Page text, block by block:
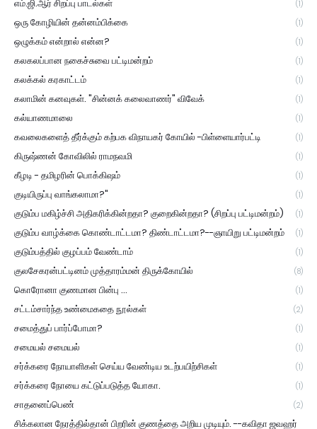
எம்.ஜி.ஆர் சிறப்பு பாடல்கள் (1)
ஒரு கோழியின் தன்னம்பிக்கை (1)
ஒழுக்கம் என்றால் என்ன? (1)
கலகலப்பான நகைச்சுவை பட்டிமன்றம் (1)
கலக்கல் கரகாட்டம் (1)
கலாமின் கனவுகள். "சின்னக் கலைவாணர்" விவேக் (1)
கல்யாணமாலை (1)
கவலைகளைத் தீர்க்கும் கற்பக விநாயகர் கோயில் -பிள்ளையார்பட்டி (1)
கிருஷ்ணன் கோவிலில் ராமநவமி (1)
கீழடி - தமிழரின் பொக்கிஷம் (1)
குடியிருப்பு வாங்கலாமா?" (1)
குடும்ப மகிழ்ச்சி அதிகரிக்கின்றதா? குறைகின்றதா? (சிறப்பு பட்டிமன்றம்) (1)
குடும்ப வாழ்க்கை கொண்டாட்டமா? திண்டாட்டமா?--ஞாயிறு பட்டிமன்றம் (1)
குடும்பத்தில் குழப்பம் வேண்டாம் (1)
குலசேகரன்பட்டினம் முத்தாரம்மன் திருக்கோயில் (8)
கொரோனா குணமான பின்பு ... (1)
சட்டம்சார்ந்த உண்மைகதை நூல்கள் (2)
சமைத்துப் பார்ப்போமா? (1)
சமையல் சமையல் (1)
சர்க்கரை நோயாளிகள் செய்ய வேண்டிய உடற்பயிற்சிகள் (1)
சர்க்கரை நோயை கட்டுப்படுத்த யோகா. (1)
சாதனைப்பெண் (2)
சிக்கலான நேரத்தில்தான் பிறரின் குணத்தை அறிய முடியும். --கவிதா ஜவஹர்